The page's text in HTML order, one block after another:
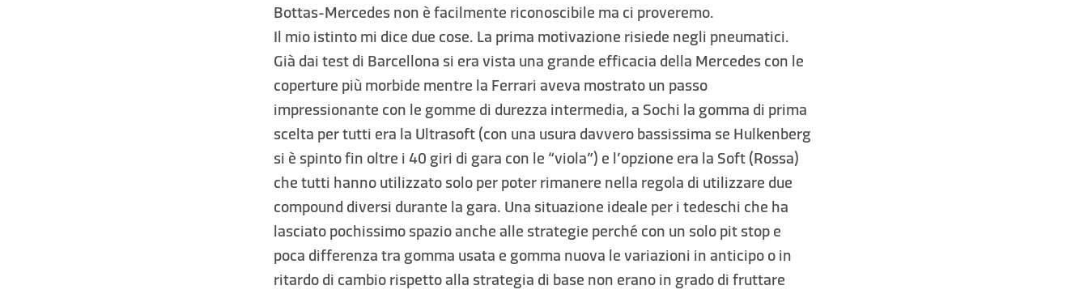
Bottas-Mercedes non è facilmente riconoscibile ma ci proveremo.
Il mio istinto mi dice due cose. La prima motivazione risiede negli pneumatici.
Già dai test di Barcellona si era vista una grande efficacia della Mercedes con le
coperture più morbide mentre la Ferrari aveva mostrato un passo
impressionante con le gomme di durezza intermedia, a Sochi la gomma di prima
scelta per tutti era la Ultrasoft (con una usura davvero bassissima se Hulkenberg
si è spinto fin oltre i 40 giri di gara con le “viola”) e l’opzione era la Soft (Rossa)
che tutti hanno utilizzato solo per poter rimanere nella regola di utilizzare due
compound diversi durante la gara. Una situazione ideale per i tedeschi che ha
lasciato pochissimo spazio anche alle strategie perché con un solo pit stop e
poca differenza tra gomma usata e gomma nuova le variazioni in anticipo o in
ritardo di cambio rispetto alla strategia di base non erano in grado di fruttare